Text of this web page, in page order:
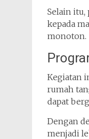
Selain
kepada
monoton.
Kegiatan
rumah
dapat
Dengan
menjadi